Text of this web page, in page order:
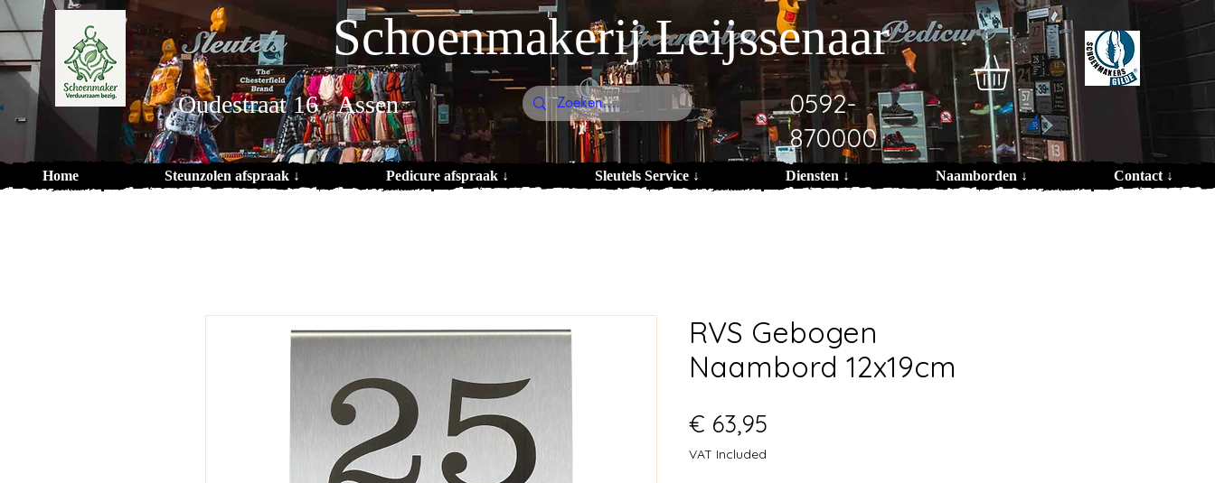
Schoenmakerij Leijssenaar
Oudestraat 16 Assen
0592-
870000
Home Steunzolen afspraak ↓ Pedicure afspraak ↓ Sleutels Service ↓ Diensten ↓ Naamborden ↓ Contact ↓
RVS Gebogen
Naambord 12x19cm
€ 63,95
VAT Included